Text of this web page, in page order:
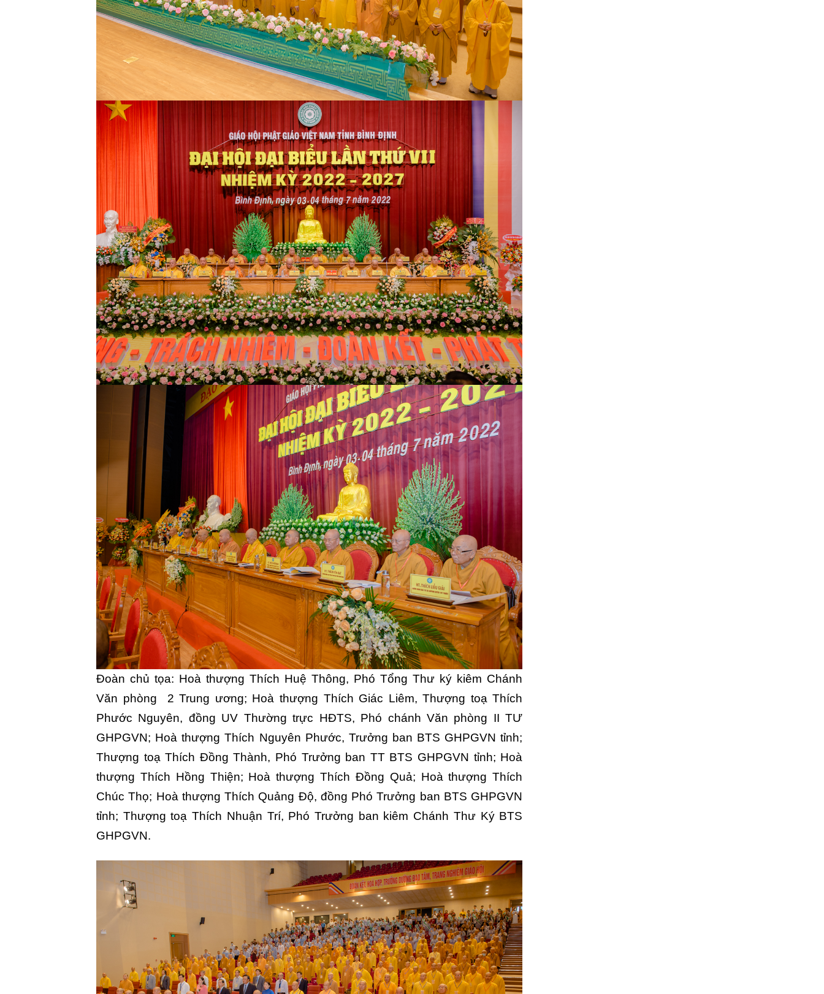
Đoàn chủ tọa: Hoà thượng Thích Huệ Thông, Phó Tổng Thư ký kiêm Chánh
Văn phòng 2 Trung ương; Hoà thượng Thích Giác Liêm, Thượng toạ Thích
Phước Nguyên, đồng UV Thường trực HĐTS, Phó chánh Văn phòng II TƯ
GHPGVN; Hoà thượng Thích Nguyên Phước, Trưởng ban BTS GHPGVN tỉnh;
Thượng toạ Thích Đồng Thành, Phó Trưởng ban TT BTS GHPGVN tỉnh; Hoà
thượng Thích Hồng Thiện; Hoà thượng Thích Đồng Quả; Hoà thượng Thích
Chúc Thọ; Hoà thượng Thích Quảng Độ, đồng Phó Trưởng ban BTS GHPGVN
tỉnh; Thượng toạ Thích Nhuận Trí, Phó Trưởng ban kiêm Chánh Thư Ký BTS
GHPGVN.